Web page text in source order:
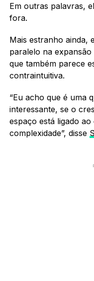
Em outras palavras,
fora.
Mais estranho ainda,
paralelo na
que também parece
contraintuitiva.
“Eu acho que é uma
interessante, se o
espaço está ligado
complexidade”, disse